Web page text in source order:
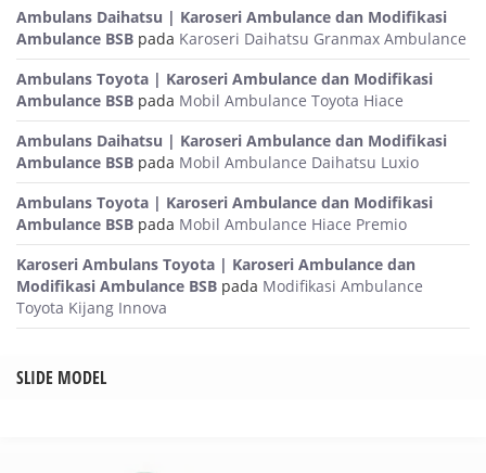
Ambulans Daihatsu | Karoseri Ambulance dan Modifikasi
Ambulance BSB pada Karoseri Daihatsu Granmax Ambulance
Ambulans Toyota | Karoseri Ambulance dan Modifikasi
Ambulance BSB pada Mobil Ambulance Toyota Hiace
Ambulans Daihatsu | Karoseri Ambulance dan Modifikasi
Ambulance BSB pada Mobil Ambulance Daihatsu Luxio
Ambulans Toyota | Karoseri Ambulance dan Modifikasi
Ambulance BSB pada Mobil Ambulance Hiace Premio
Karoseri Ambulans Toyota | Karoseri Ambulance dan
Modifikasi Ambulance BSB pada Modifikasi Ambulance
Toyota Kijang Innova
SLIDE MODEL